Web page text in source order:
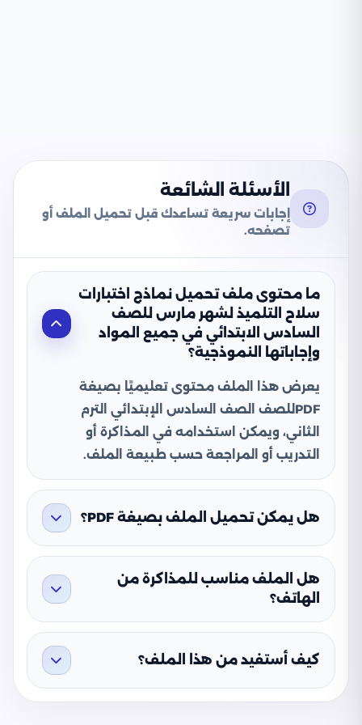
الأسئلة الشائعة
إجابات سريعة تساعدك قبل تحميل الملف أو
تصفحه.
ما محتوى ملف تحميل نماذج اختبارات
سلاح التلميذ لشهر مارس للصف
السادس الابتدائي في جميع المواد
وإجاباتها النموذجية؟
يعرض هذا الملف محتوى تعليميًا بصيغة
PDFللصف الصف السادس الإبتدائي الترم
الثاني، ويمكن استخدامه في المذاكرة أو
التدريب أو المراجعة حسب طبيعة الملف.
هل يمكن تحميل الملف بصيغة PDF؟
هل الملف مناسب للمذاكرة من
الهاتف؟
كيف أستفيد من هذا الملف؟